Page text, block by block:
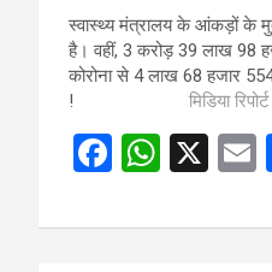
स्वास्थ्य मंत्रालय के आंकड़ों के
है। वहीं, 3 करोड़ 39 लाख 98
कोरोना से 4 लाख 68 हजार
! मिडिया रिपोर्ट
F
ce
W
at
X